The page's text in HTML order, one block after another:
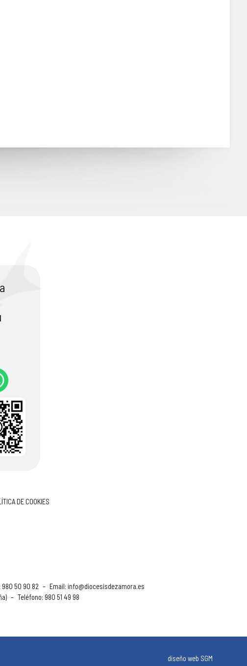
DE COOKIES
980 50 90 82 – Email: info@diocesisdezamora.es
– Teléfono: 980 51 49 98
diseño web SGM